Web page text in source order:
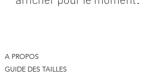
A PROPOS
GUIDE DES TAILLES